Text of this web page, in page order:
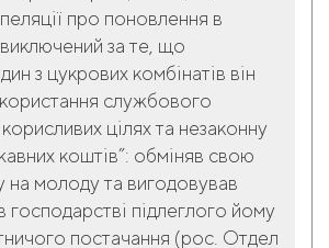
про поновлення в
виключений за те, що
з цукрових комбінатів він
службового
цілях та незаконну
коштів”: обміняв свою
на молоду та вигодовував
підлеглого йому
постачання (рос. Отдел